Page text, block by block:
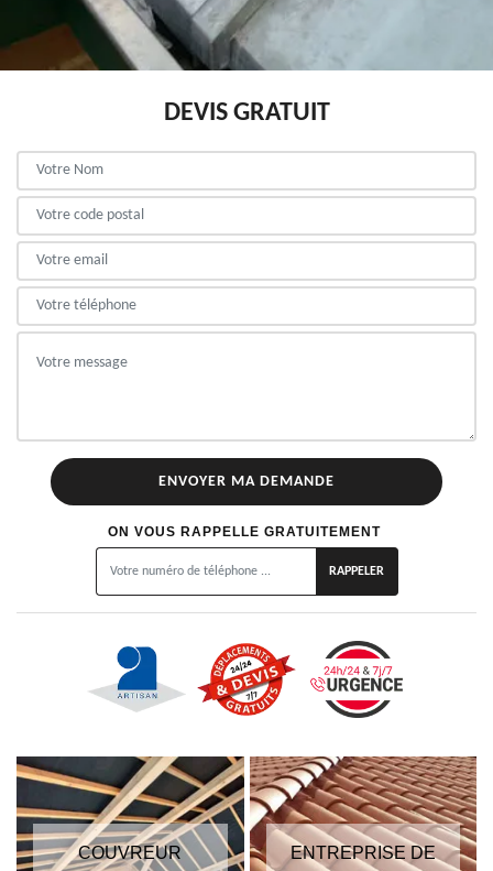
DEVIS GRATUIT
ON VOUS RAPPELLE GRATUITEMENT
COUVREUR
ENTREPRISE DE